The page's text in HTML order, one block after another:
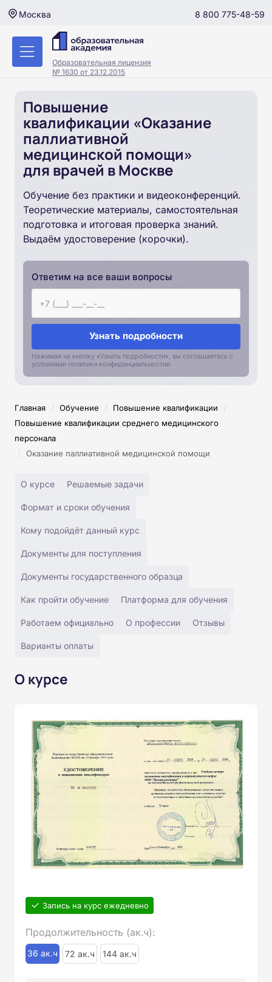
Москва 8 800 775-48-59
Образовательная лицензия
№ 1630 от 23.12.2015
Повышение
квалификации «Оказание
паллиативной
медицинской помощи»
для врачей в Москве
Обучение без практики и видеоконференций.
Теоретические материалы, самостоятельная
подготовка и итоговая проверка знаний.
Выдаём удостоверение (корочки).
Ответим на все ваши вопросы
Узнать подробности
Нажимая на кнопку «Узнать подробности», вы соглашаетесь с
условиями политики конфиденциальностии
Главная / Обучение / Повышение квалификации /
Повышение квалификации среднего медицинского
персонала
/ Оказание паллиативной медицинской помощи
О курсе Решаемые задачи
Формат и сроки обучения
Кому подойдёт данный курс
Документы для поступления
Документы государственного образца
Как пройти обучение Платформа для обучения
Работаем официально О профессии Отзывы
Варианты оплаты
О курсе
Запись на курс ежедневно
Продолжительность (ак.ч):
36 ак.ч 72 ак.ч 144 ак.ч